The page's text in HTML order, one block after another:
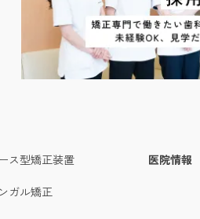
ス型矯正装置
ガル矯正
医院情報